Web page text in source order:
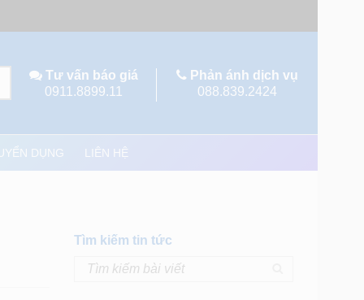
Tư vấn báo giá
0911.8899.11
Phản ánh dịch vụ
088.839.2424
DỤNG LIÊN HỆ
Tìm kiếm tin tức